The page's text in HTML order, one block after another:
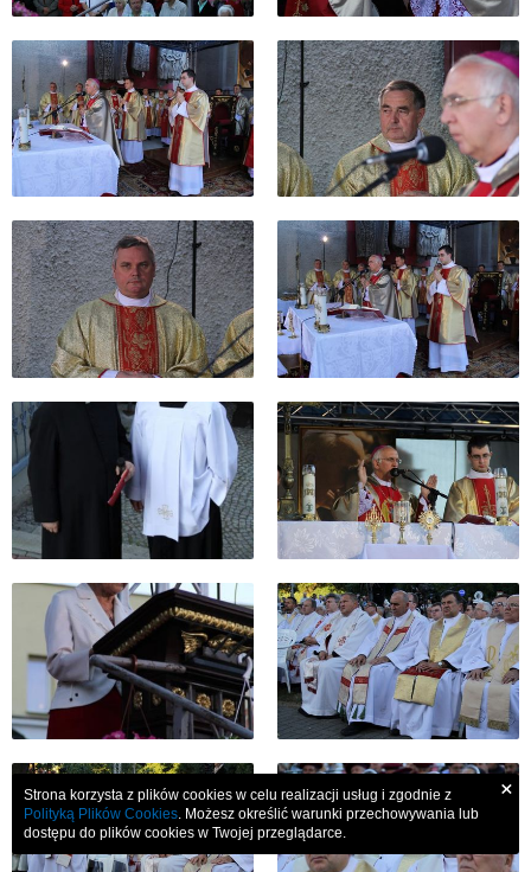
Strona korzysta z plików cookies w celu realizacji usług i zgodnie z
Polityką Plików Cookies. Możesz określić warunki przechowywania lub
dostępu do plików cookies w Twojej przeglądarce.
×